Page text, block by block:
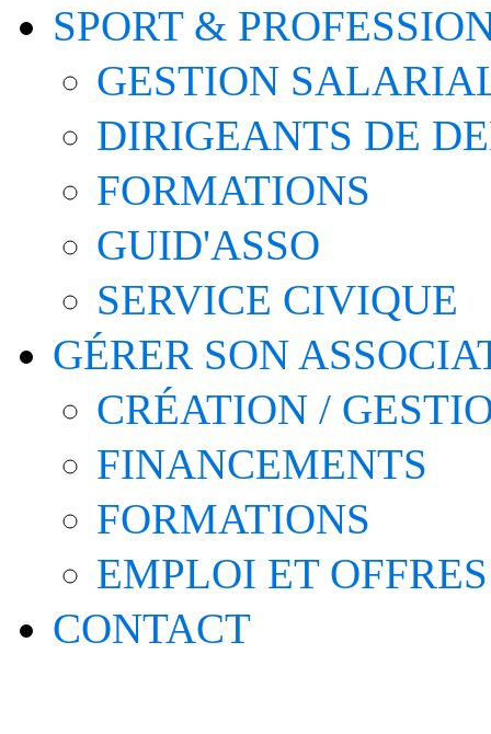
SPORT &
GESTION
DIRIGEANTS DE
FORMATIONS
GUID'ASSO
SERVICE CIVIQUE
GÉRER SON
CRÉATION /
FINANCEMENTS
FORMATIONS
EMPLOI ET
CONTACT